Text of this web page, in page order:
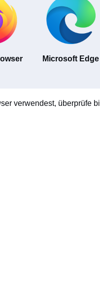
Microsoft Edge
verwendest, überprüfe